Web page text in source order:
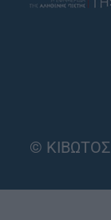
© ΚΙΒΩΤΟΣ